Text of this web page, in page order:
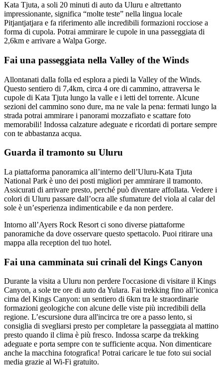
Kata Tjuta, a soli 20 minuti di auto da Uluru e altrettanto
impressionante, significa “molte teste” nella lingua locale
Pitjantjatjara e fa riferimento alle incredibili formazioni rocciose a
forma di cupola. Potrai ammirare le cupole in una passeggiata di
2,6km e arrivare a Walpa Gorge.
Fai una passeggiata nella Valley of the Winds
Allontanati dalla folla ed esplora a piedi la Valley of the Winds.
Questo sentiero di 7,4km, circa 4 ore di cammino, attraversa le
cupole di Kata Tjuta lungo la valle e i letti del torrente. Alcune
sezioni del cammino sono dure, ma ne vale la pena: fermati lungo la
strada potrai ammirare i panorami mozzafiato e scattare foto
memorabili! Indossa calzature adeguate e ricordati di portare sempre
con te abbastanza acqua.
Guarda il tramonto su Uluru
La piattaforma panoramica all’interno dell’Uluru-Kata Tjuta
National Park è uno dei posti migliori per ammirare il tramonto.
Assicurati di arrivare presto, perché può diventare affollata. Vedere i
colori di Uluru passare dall’ocra alle sfumature del viola al calar del
sole è un’esperienza indimenticabile e da non perdere.
Intorno all’Ayers Rock Resort ci sono diverse piattaforme
panoramiche da dove osservare questo spettacolo. Puoi ritirare una
mappa alla reception del tuo hotel.
Fai una camminata sui crinali del Kings Canyon
Durante la visita a Uluru non perdere l'occasione di visitare il Kings
Canyon, a sole tre ore di auto da Yulara. Fai trekking fino all’iconica
cima del Kings Canyon: un sentiero di 6km tra le straordinarie
formazioni geologiche con alcune delle viste più incredibili della
regione. L’escursione dura all'incirca tre ore a passo lento, si
consiglia di svegliarsi presto per completare la passeggiata al mattino
presto quando il clima è più fresco. Indossa scarpe da trekking
adeguate e porta sempre con te sufficiente acqua. Non dimenticare
anche la macchina fotografica! Potrai caricare le tue foto sui social
media grazie al Wi-Fi gratuito.